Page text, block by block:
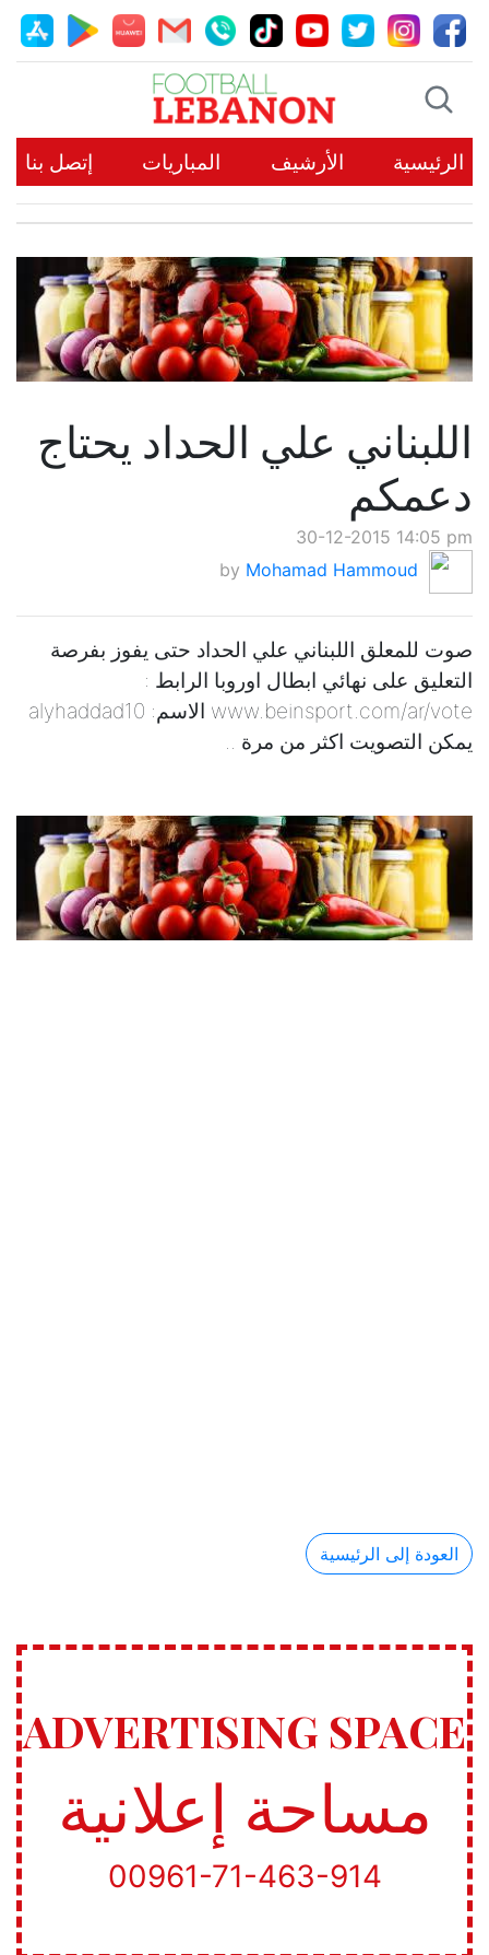
الرئيسية الأرشيف المباريات إتصل بنا
اللبناني علي الحداد يحتاج
دعمكم
30-12-2015 14:05 pm
by Mohamad Hammoud
صوت للمعلق اللبناني علي الحداد حتى يفوز بفرصة
التعليق على نهائي ابطال اوروبا الرابط :
www.beinsport.com/ar/vote الاسم: alyhaddad10
يمكن التصويت اكثر من مرة ..
العودة إلى الرئيسية
ADVERTISING SPACE
مساحة إعلانية
00961-71-463-914